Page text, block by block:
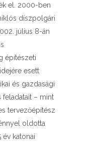
el. 2000-ben
díszpolgári
július 8-án
építészeti
esett
és gazdasági
– mint
tervezőépítész
oldotta
év katonai